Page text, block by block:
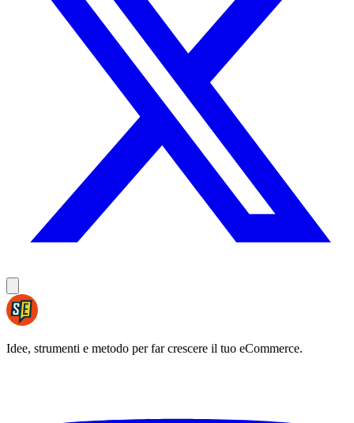
Idee, strumenti e metodo per far crescere il tuo eCommerce.